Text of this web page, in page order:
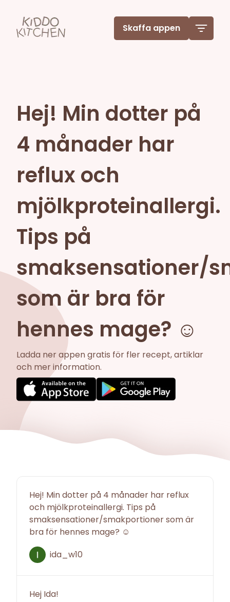
Skaffa appen
Hej! Min dotter på
4 månader har
reflux och
mjölkproteinallergi.
Tips på
smaksensationer/
som är bra för
hennes mage? ☺️
Ladda ner appen gratis för fler recept, artiklar
och mer information.
Hej! Min dotter på 4 månader har reflux
och mjölkproteinallergi. Tips på
smaksensationer/smakportioner som är
bra för hennes mage? ☺️
ida_w10
Hej Ida!